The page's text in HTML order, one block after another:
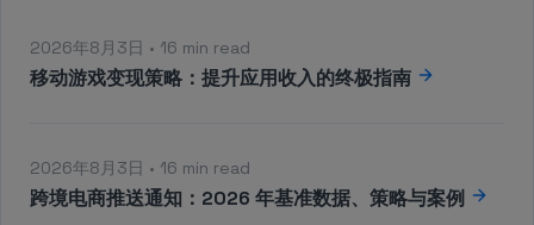
2026年8月3日 • 16 min read
移动游戏变现策略：提升应用收入的终极指南
2026年8月3日 • 16 min read
跨境电商推送通知：2026 年基准数据、策略与案例